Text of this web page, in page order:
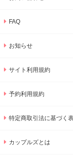
FAQ
お知らせ
サイト利用規約
予約利用規約
特定商取引法に基づく
カップルズとは